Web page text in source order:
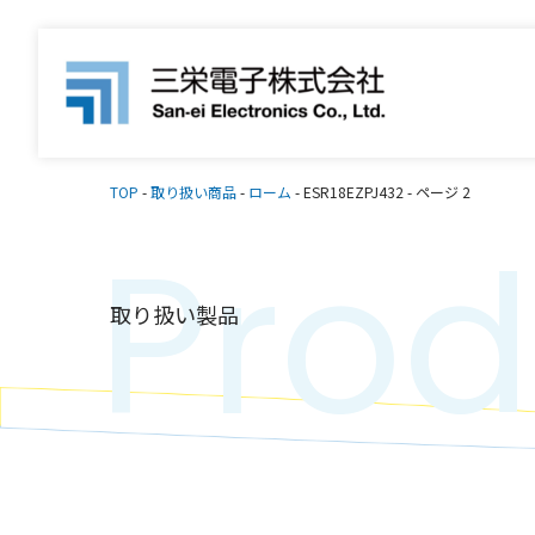
TOP -取り扱い商品- ローム -ESR18EZPJ432 - ページ 2
取り扱い製品